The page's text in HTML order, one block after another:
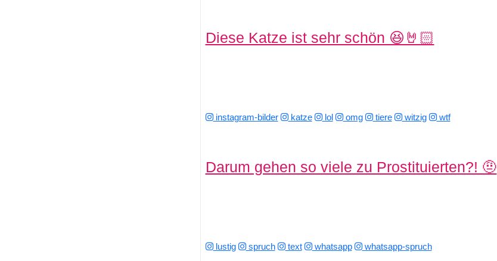
Diese Katze ist sehr schön 😆🤘🏻
instagram-bilder katze lol omg tiere witzig wtf
Darum gehen so viele zu Prostituierten?! 🤨
lustig spruch text whatsapp whatsapp-spruch